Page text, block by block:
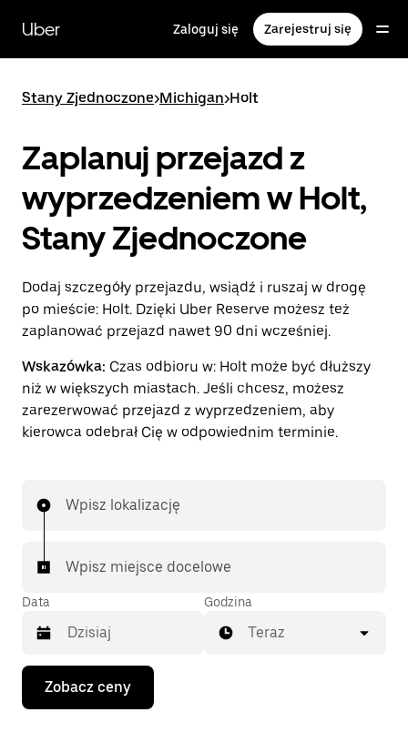
głównej
zawartości
Uber Zaloguj się Zarejestruj się
Stany Zjednoczone>Michigan>Holt
Zaplanuj przejazd z
wyprzedzeniem w Holt,
Stany Zjednoczone
Dodaj szczegóły przejazdu, wsiądź i ruszaj w drogę
po mieście: Holt. Dzięki Uber Reserve możesz też
zaplanować przejazd nawet 90 dni wcześniej.
Wskazówka: Czas odbioru w: Holt może być dłuższy
niż w większych miastach. Jeśli chcesz, możesz
zarezerwować przejazd z wyprzedzeniem, aby
kierowca odebrał Cię w odpowiednim terminie.
Wpisz lokalizację
Wpisz miejsce docelowe
Data
Naciśnij
klawisz
strzałki
Godzina
Teraz
Zobacz ceny